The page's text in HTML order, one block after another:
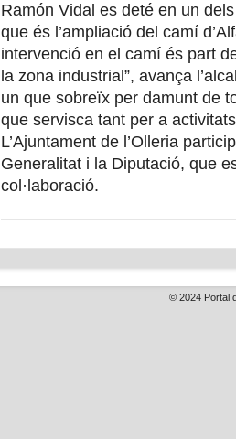
Ramón Vidal es deté en un
que és l’ampliació del camí
intervenció en el camí és part
la zona industrial”, avança
un que sobreïx per damunt de
que servisca tant per a
L’Ajuntament de l’Olleria
Generalitat i la Diputació, que
col·laboració.
© 2024 Portal